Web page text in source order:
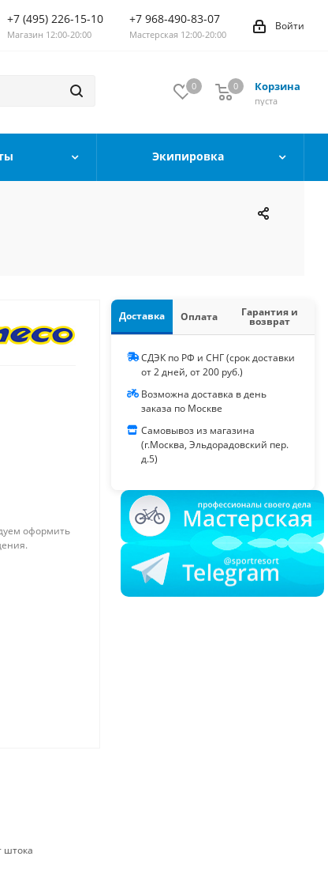
+7 (495) 226-15-10
Магазин 12:00-20:00
+7 968-490-83-07
Мастерская 12:00-20:00
Войти
0 Корзина
0
пуста
0
Экипировка
оформить
штока
Доставка Оплата Гарантия и
возврат
СДЭК по РФ и СНГ (срок доставки
от 2 дней, от 200 руб.)
Возможна доставка в день
заказа по Москве
Самовывоз из магазина
(г.Москва, Эльдорадовский пер.
д.5)